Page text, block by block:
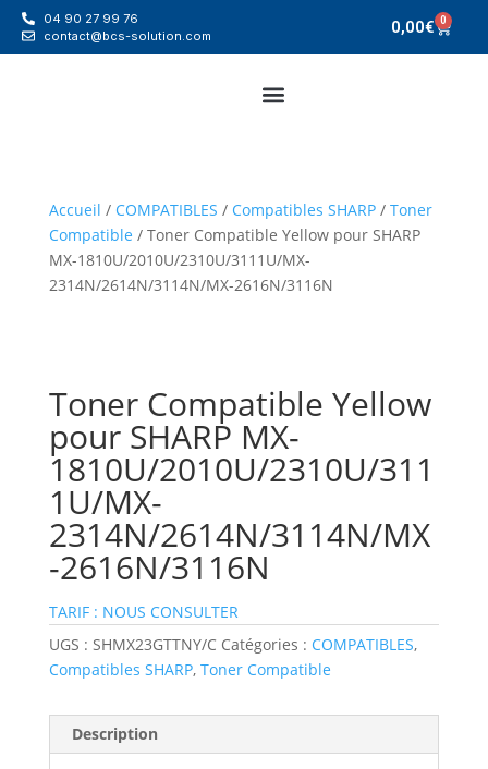
04 90 27 99 76
contact@bcs-solution.com
0,00€ 0
Accueil / COMPATIBLES / Compatibles SHARP/ Toner
Compatible / Toner Compatible Yellow pour SHARP
MX-1810U/2010U/2310U/3111U/MX-
2314N/2614N/3114N/MX-2616N/3116N
Toner Compatible Yellow
pour SHARP MX-
1810U/2010U/2310U/311
1U/MX-
2314N/2614N/3114N/MX
-2616N/3116N
TARIF : NOUS CONSULTER
UGS : SHMX23GTTNY/C Catégories : COMPATIBLES,
Compatibles SHARP, Toner Compatible
Description